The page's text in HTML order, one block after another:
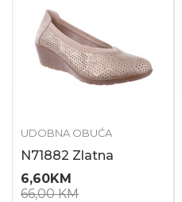
UDOBNA OBUĆA
N71882 Zlatna
6,60KM
66,00KM